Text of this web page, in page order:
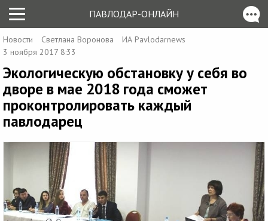
ПАВЛОДАР-ОНЛАЙН
Новости Светлана Воронова
ИА Pavlodarnews
3 ноября 2017 8:33
Экологическую обстановку у себя во
дворе в мае 2018 года сможет
проконтролировать каждый
павлодарец